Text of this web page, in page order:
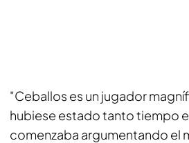
"Ceballos es un jugador
hubiese estado tanto tiempo
comenzaba argumentando el